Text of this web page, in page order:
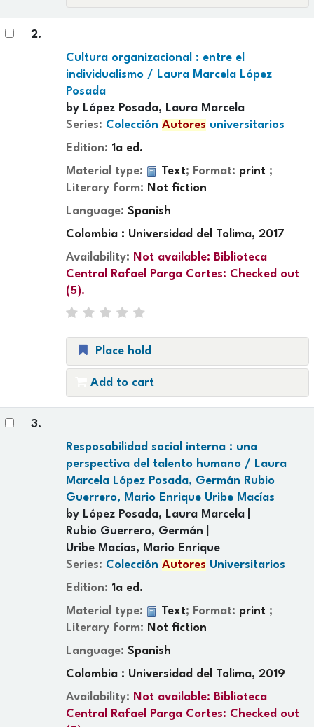
2.
Cultura organizacional : entre el
individualismo / Laura Marcela López
Posada
by López Posada, Laura Marcela
Series: ColecciónAutores universitarios
Edition: 1a ed.
Material type:
Text; Format: print ;
Literary form: Not fiction
Language:Spanish
Colombia : Universidad del Tolima, 2017
Availability: Not available: Biblioteca
Central Rafael Parga Cortes: Checked out
(5).
Place hold
Add to cart
3.
Resposabilidad social interna : una
perspectiva del talento humano / Laura
Marcela López Posada, Germán Rubio
Guerrero, Mario Enrique Uribe Macías
by López Posada, Laura Marcela
Rubio Guerrero, Germán
Uribe Macías, Mario Enrique
Series: ColecciónAutores Universitarios
Edition: 1a ed.
Material type:
Text; Format: print ;
Literary form: Not fiction
Language:Spanish
Colombia : Universidad del Tolima, 2019
Availability: Not available: Biblioteca
Central Rafael Parga Cortes: Checked out